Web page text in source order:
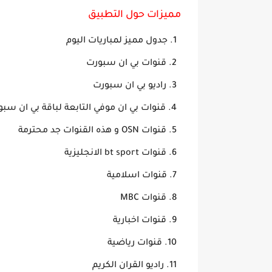
مميزات حول التطبيق
جدول مميز لمباريات اليوم
قنوات بي ان سبورت
راديو بي ان سبورت
قنوات بي ان موفي التابعة لباقة بي ان
قنوات OSN و هذه القنوات جد محترمة
قنوات bt sport الانجليزية
قنوات اسلامية
قنوات MBC
قنوات اخبارية
قنوات رياضية
راديو القران الكريم